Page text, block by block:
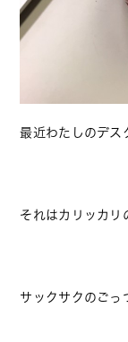
最近わたしのデス
それはカリッカリ
サックサクのごっ